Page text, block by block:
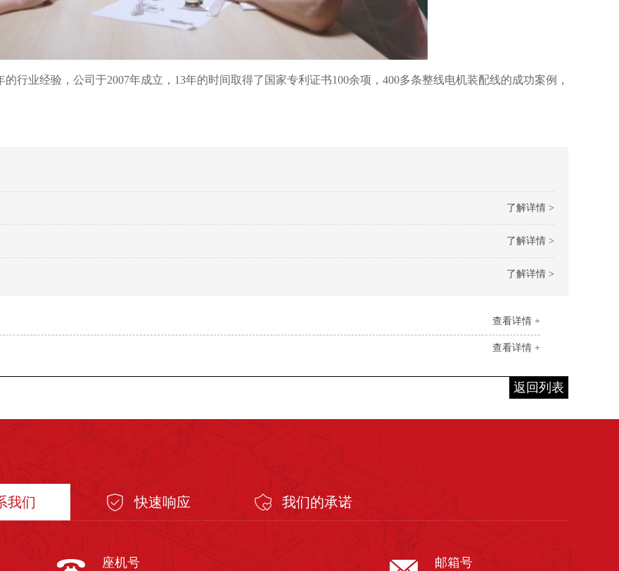
行业经验，公司于2007年成立，13年的时间取得了国家专利证书100余项，400多条整线电机装配线的成功案例，
了解详情 >
了解详情 >
了解详情 >
查看详情 +
查看详情 +
返回列表
我们 快速响应 我们的承诺
座机号 邮箱号